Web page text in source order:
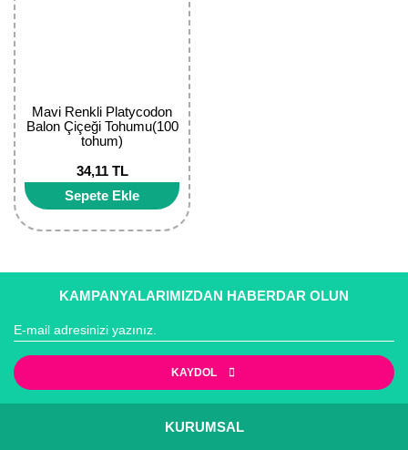
Mavi Renkli Platycodon
Balon Çiçeği Tohumu(100
tohum)
34,11 TL
Sepete Ekle
KAMPANYALARIMIZDAN HABERDAR OLUN
KAYDOL
KURUMSAL